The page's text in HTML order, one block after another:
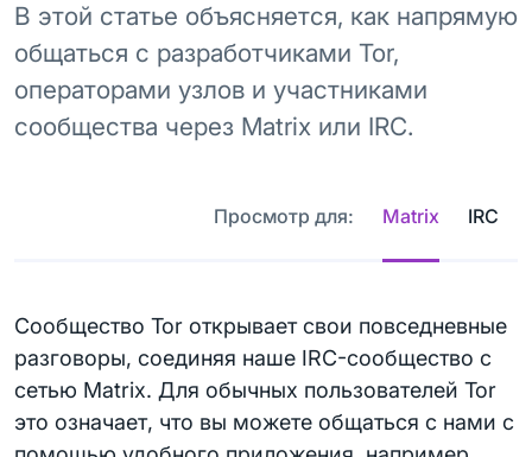
В этой статье объясняется, как напрямую
общаться с разработчиками Tor,
операторами узлов и участниками
сообщества через Matrix или IRC.
Просмотр для: Matrix IRC
Сообщество Tor открывает свои повседневные
разговоры, соединяя наше IRC-сообщество с
сетью Matrix. Для обычных пользователей Tor
это означает, что вы можете общаться с нами с